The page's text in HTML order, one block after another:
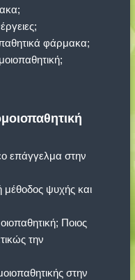
φάρμακα;
στην
μέθοδος ψυχής και
Ποιος
την
στην